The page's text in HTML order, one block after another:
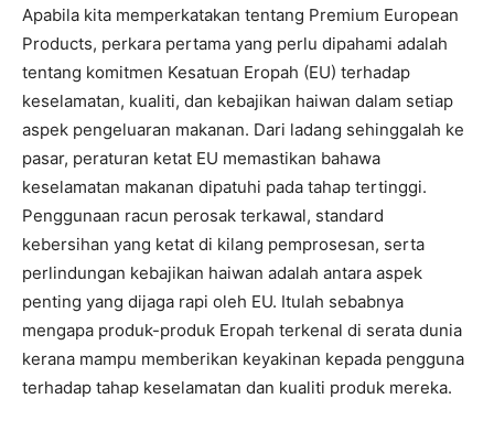
Apabila kita memperkatakan tentang Premium European
Products, perkara pertama yang perlu dipahami adalah
tentang komitmen Kesatuan Eropah (EU) terhadap
keselamatan, kualiti, dan kebajikan haiwan dalam setiap
aspek pengeluaran makanan. Dari ladang sehinggalah ke
pasar, peraturan ketat EU memastikan bahawa
keselamatan makanan dipatuhi pada tahap tertinggi.
Penggunaan racun perosak terkawal, standard
kebersihan yang ketat di kilang pemprosesan, serta
perlindungan kebajikan haiwan adalah antara aspek
penting yang dijaga rapi oleh EU. Itulah sebabnya
mengapa produk-produk Eropah terkenal di serata dunia
kerana mampu memberikan keyakinan kepada pengguna
terhadap tahap keselamatan dan kualiti produk mereka.